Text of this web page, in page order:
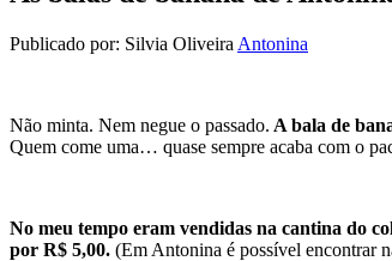
Publicado por: Silvia Oliveira Antonina
Não minta. Nem negue o passado. A bala de
Quem come uma… quase sempre acaba com o
No meu tempo eram vendidas na cantina do
por R$ 5,00. (Em Antonina é possível encontrar